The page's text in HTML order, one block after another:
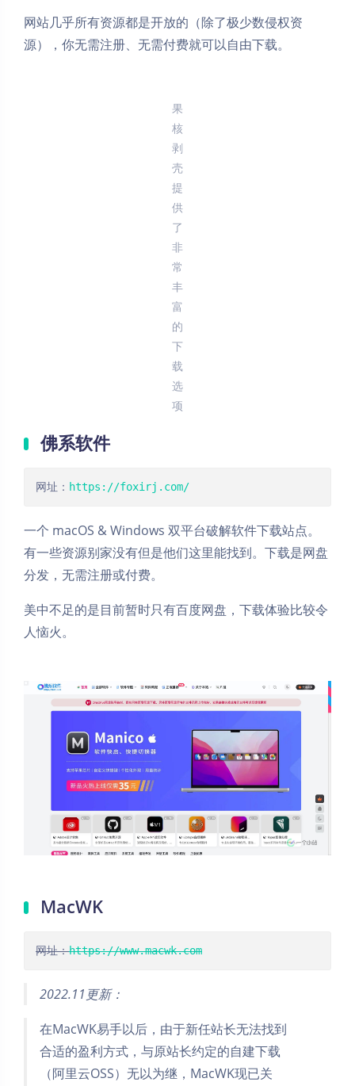
网站几乎所有资源都是开放的（除了极少数侵权资
源），你无需注册、无需付费就可以自由下载。
果
核
剥
壳
提
供
了
非
常
丰
富
的
下
载
选
项
佛系软件
网址： https://foxirj.com/
一个 macOS & Windows 双平台破解软件下载站点。
有一些资源别家没有但是他们这里能找到。下载是网盘
分发，无需注册或付费。
美中不足的是目前暂时只有百度网盘，下载体验比较令
人恼火。
MacWK
网址：https://www.macwk.com
2022.11更新：
在MacWK易手以后，由于新任站长无法找到
合适的盈利方式，与原站长约定的自建下载
（阿里云OSS）无以为继，MacWK现已关